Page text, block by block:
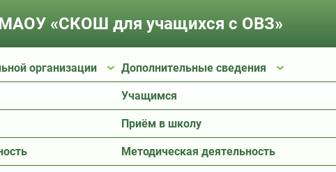
«СКОШ для учащихся с ОВЗ»
организации Дополнительные сведения
Учащимся
Приём в школу
Методическая деятельность